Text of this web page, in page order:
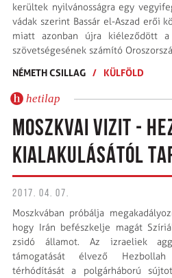
kerültek nyilvánosságra egy
vádak szerint Bassár el-Aszad erői
miatt azonban újra kiéleződött
szövetségesének számító
NÉMETH CSILLAG / KÜLFÖLD
hetilap
MOSZKVAI VIZIT -
KIALAKULÁSÁTÓL
2017. 04. 07.
Moszkvában próbálja
hogy Irán befészkelje magát
zsidó államot. Az izraeliek
támogatását élvező
térhódítását a polgárháború